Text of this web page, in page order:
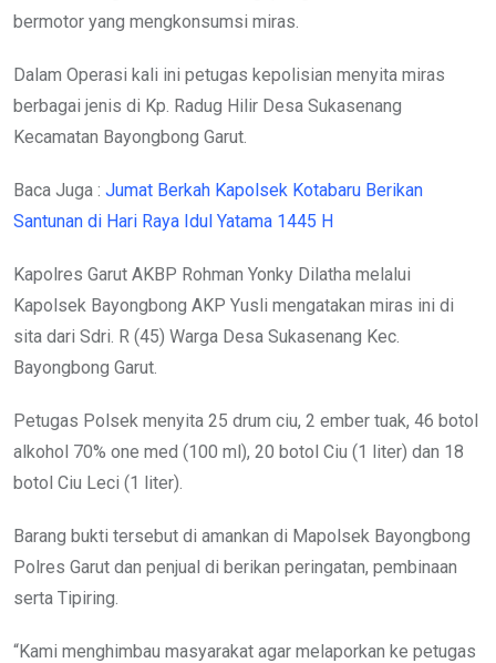
bermotor yang mengkonsumsi miras.
Dalam Operasi kali ini petugas kepolisian menyita miras
berbagai jenis di Kp. Radug Hilir Desa Sukasenang
Kecamatan Bayongbong Garut.
Baca Juga : Jumat Berkah Kapolsek Kotabaru Berikan
Santunan di Hari Raya Idul Yatama 1445 H
Kapolres Garut AKBP Rohman Yonky Dilatha melalui
Kapolsek Bayongbong AKP Yusli mengatakan miras ini di
sita dari Sdri. R (45) Warga Desa Sukasenang Kec.
Bayongbong Garut.
Petugas Polsek menyita 25 drum ciu, 2 ember tuak, 46 botol
alkohol 70% one med (100 ml), 20 botol Ciu (1 liter) dan 18
botol Ciu Leci (1 liter).
Barang bukti tersebut di amankan di Mapolsek Bayongbong
Polres Garut dan penjual di berikan peringatan, pembinaan
serta Tipiring.
“Kami menghimbau masyarakat agar melaporkan ke petugas